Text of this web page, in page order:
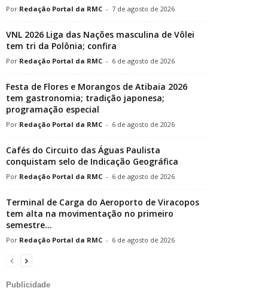
Redação Portal da RMC - 7 de agosto de 2026
VNL 2026 Liga das Nações masculina de Vôlei
tem tri da Polônia; confira
Redação Portal da RMC - 6 de agosto de 2026
Festa de Flores e Morangos de Atibaia 2026
tem gastronomia; tradição japonesa;
programação especial
Redação Portal da RMC - 6 de agosto de 2026
Cafés do Circuito das Águas Paulista
conquistam selo de Indicação Geográfica
Redação Portal da RMC - 6 de agosto de 2026
Terminal de Carga do Aeroporto de Viracopos
tem alta na movimentação no primeiro
semestre...
Redação Portal da RMC - 6 de agosto de 2026
Publicidade